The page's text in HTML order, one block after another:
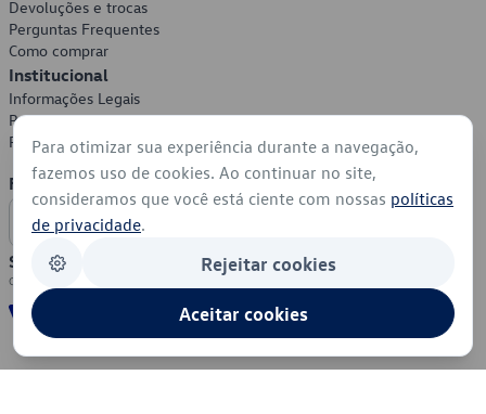
Devoluções e trocas
Perguntas Frequentes
Como comprar
Institucional
Informações Legais
Política de Privacidade
Política de Cookies
Formas de Pagamento
Segurança
Para otimizar sua experiência durante a navegação,
fazemos uso de cookies. Ao continuar no site,
consideramos que você está ciente com nossas políticas
de privacidade.
Rejeitar cookies
Aceitar cookies